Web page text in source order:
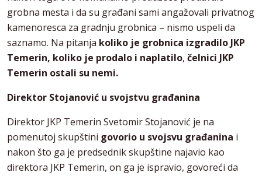
grobna mesta i da su građani sami angažovali privatnog
kamenoresca za gradnju grobnica – nismo uspeli da
saznamo. Na pitanja koliko je grobnica izgradilo JKP
Temerin, koliko je prodalo i naplatilo, čelnici JKP
Temerin ostali su nemi.
Direktor Stojanović u svojstvu građanina
Direktor JKP Temerin Svetomir Stojanović je na
pomenutoj skupštini govorio u svojsvu građanina i
nakon što ga je predsednik skupštine najavio kao
direktora JKP Temerin, on ga je ispravio, govoreći da